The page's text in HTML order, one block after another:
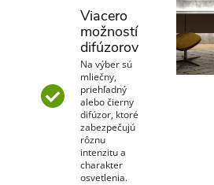
Viacero
možností
difúzorov
Na výber sú
mliečny,
priehľadný
alebo čierny
difúzor, ktoré
zabezpečujú
rôznu
intenzitu a
charakter
osvetlenia.